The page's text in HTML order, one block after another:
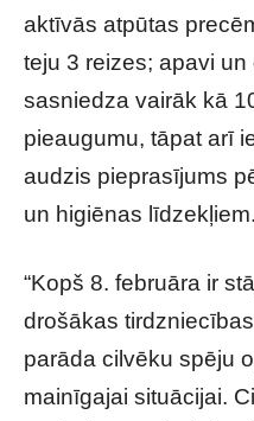
aktīvās atpūtas
teju 3 reizes; apavi
sasniedza vairāk kā
pieaugumu, tāpat arī
audzis pieprasījums
un higiēnas līdzekļiem.
“Kopš 8. februāra ir
drošākas
parāda cilvēku spēju
mainīgajai situācijai.